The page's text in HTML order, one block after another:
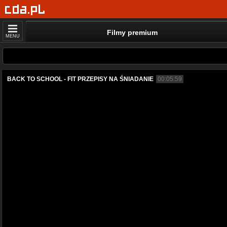
MENU Filmy premium
BACK TO SCHOOL - FIT PRZEPISY NA ŚNIADANIE 00:05:59